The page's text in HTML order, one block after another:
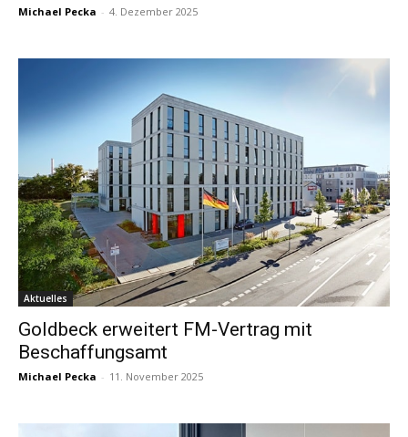
Michael Pecka - 4. Dezember 2025
Aktuelles
Goldbeck erweitert FM-Vertrag mit
Beschaffungsamt
Michael Pecka - 11. November 2025